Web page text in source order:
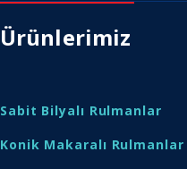
Ürünlerimiz
Sabit Bilyalı Rulmanlar
Konik Makaralı Rulmanlar